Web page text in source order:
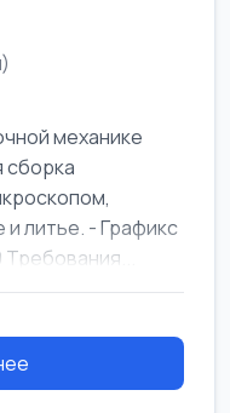
механике
сборка
литье. - Графикс